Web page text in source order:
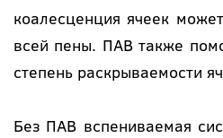
коалесценция ячеек
всей пены. ПАВ также
степень раскрываемости
Без ПАВ вспениваемая